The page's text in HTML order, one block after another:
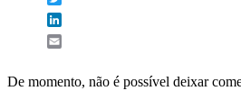
De momento, não é possível deixar